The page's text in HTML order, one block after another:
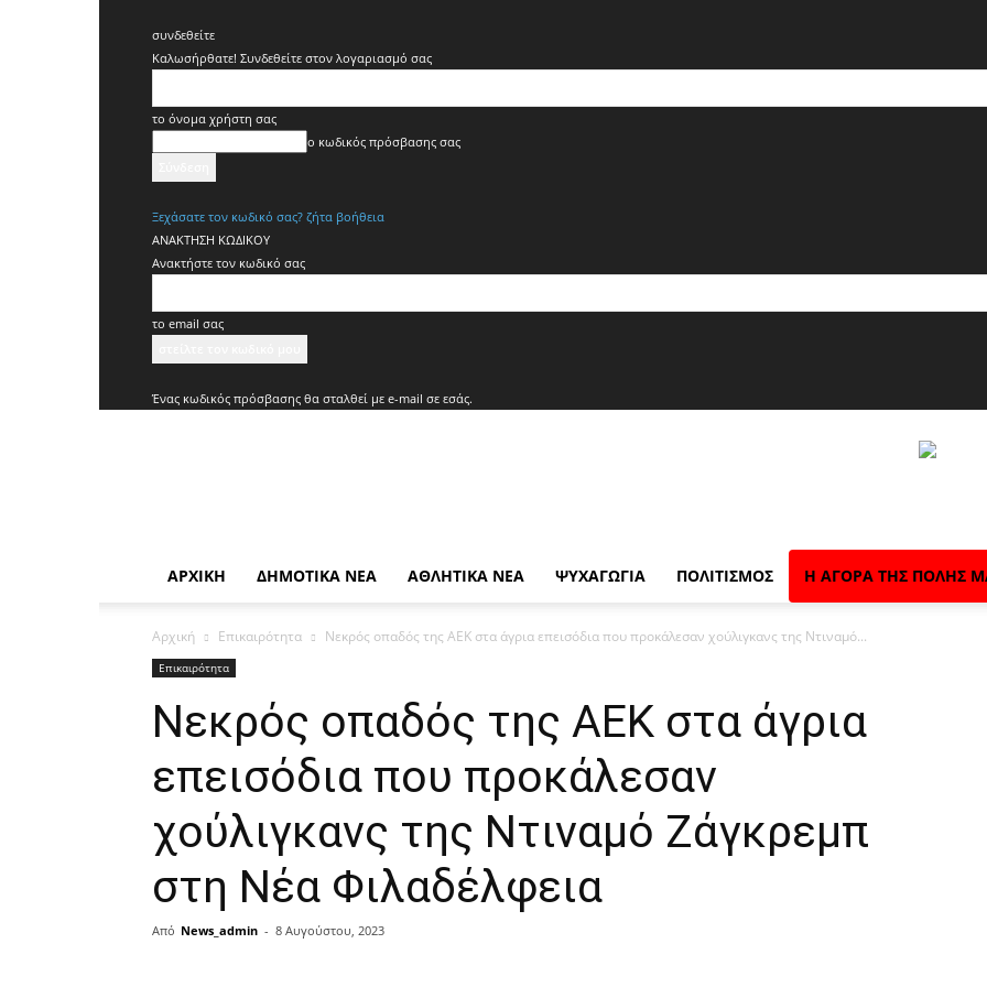
συνδεθείτε
Καλωσήρθατε! Συνδεθείτε στον λογαριασμό σας
το όνομα χρήστη σας
ο κωδικός πρόσβασης σας
Ξεχάσατε τον κωδικό σας? ζήτα βοήθεια
ΑΝΑΚΤΗΣΗ ΚΩΔΙΚΟΥ
Ανακτήστε τον κωδικό σας
το email σας
Ένας κωδικός πρόσβασης θα σταλθεί με e-mail σε εσάς.
ενημέρωση
ΑΡΧΙΚΉ ΔΗΜΟΤΙΚΆ ΝΈΑ ΑΘΛΗΤΙΚΆ ΝΈΑ ΨΥΧΑΓΩΓΊΑ ΠΟΛΙΤΙΣΜΌΣ Η ΑΓΟΡΆ ΤΗΣ ΠΌΛΗΣ
Αρχική Επικαιρότητα Νεκρός οπαδός της ΑΕΚ στα άγρια επεισόδια που προκάλεσαν χούλιγκανς της Ντιναμό...
Επικαιρότητα
Νεκρός οπαδός της ΑΕΚ στα άγρια
επεισόδια που προκάλεσαν
χούλιγκανς της Ντιναμό Ζάγκρεμπ
στη Νέα Φιλαδέλφεια
Από News_admin - 8 Αυγούστου, 2023